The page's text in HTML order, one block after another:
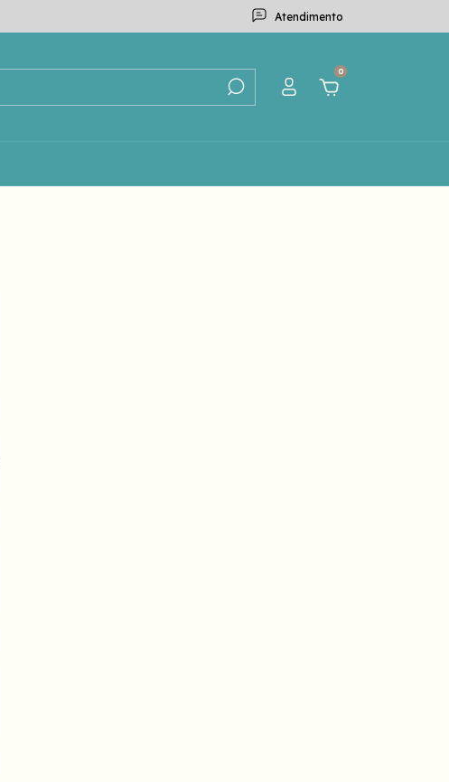
Atendimento
0